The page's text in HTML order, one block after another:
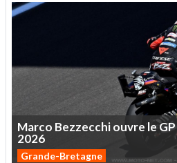
Marco Bezzecchiouvre leGP
2026
Grande-Bretagne